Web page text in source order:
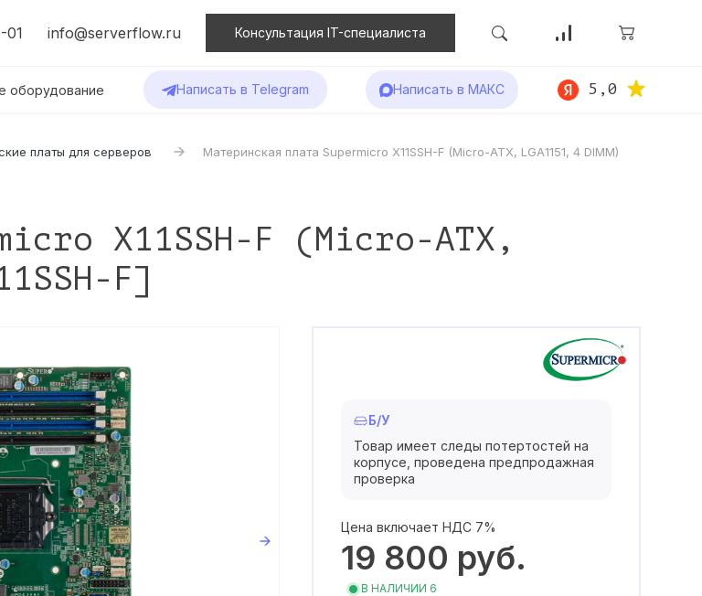
01 info@serverflow.ru Консультация IT-специалиста
оборудование Написать в Telegram Написать в МАКС 5,0
платы для серверов
Материнская плата Supermicro X11SSH-F (Micro-ATX, LGA1151, 4 DIMM)
X11SSH-F (Micro-ATX,
F]
Б/У
Товар имеет следы потертостей на
корпусе, проведена предпродажная
проверка
Цена включает НДС 7%
19 800 руб.
В НАЛИЧИИ 6